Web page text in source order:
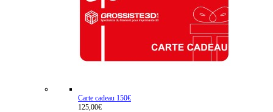
Carte cadeau 150€
125,00€